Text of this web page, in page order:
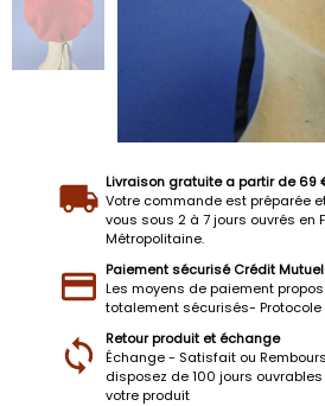
Livraison gratuite a partir de 69
Votre commande est préparée
vous sous 2 à 7 jours ouvrés en
Métropolitaine.
Paiement sécurisé Crédit
Les moyens de paiement
totalement sécurisés- Protocole
Retour produit et échange
Échange - Satisfait ou
disposez de 100 jours
votre produit